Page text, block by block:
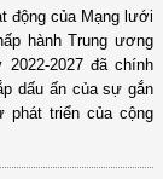
động của Mạng lưới
hành Trung ương
2022-2027 đã chính
dấu ấn của sự gắn
phát triển của cộng